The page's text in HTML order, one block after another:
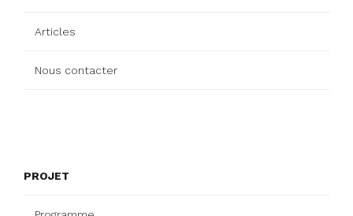
Articles
Nous contacter
PROJET